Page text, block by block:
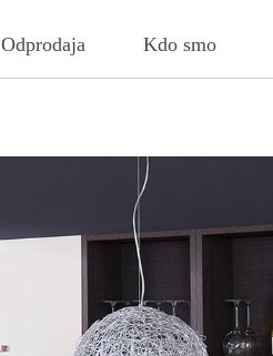
Odprodaja Kdo smo